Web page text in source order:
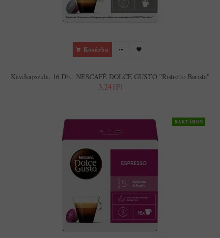
Kosárba
Kávékapszula, 16 Db, NESCAFÉ DOLCE GUSTO "Ristretto Barista"
3,241Ft
RAKTÁRON